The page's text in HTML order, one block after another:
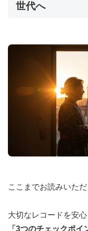
世代へ
ここまでお読みいた
大切なレコードを安
「3つのチェックポ